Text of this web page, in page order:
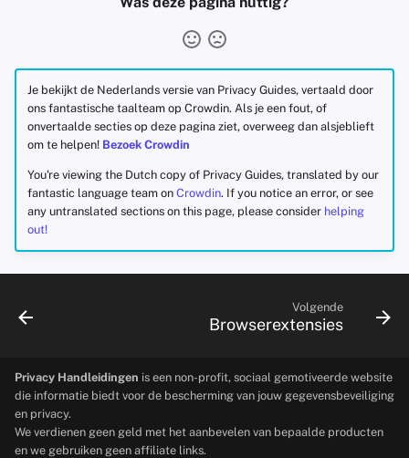
Je bekijkt de Nederlands versie van Privacy Guides, vertaald door
ons fantastische taalteam op Crowdin. Als je een fout, of
onvertaalde secties op deze pagina ziet, overweeg dan alsjeblieft
om te helpen! Bezoek Crowdin
You're viewing the Dutch copy of Privacy Guides, translated by our
fantastic language team on Crowdin. If you notice an error, or see
any untranslated sections on this page, please consider helping
out!
Volgende
Browserextensies
Privacy Handleidingen is een non-profit, sociaal gemotiveerde website
die informatie biedt voor de bescherming van jouw gegevensbeveiliging
en privacy.
We verdienen geen geld met het aanbevelen van bepaalde producten
en we gebruiken geen affiliate links.